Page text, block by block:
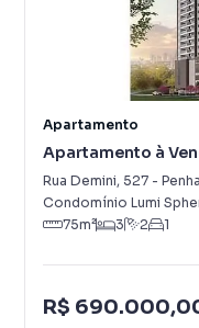
Apartamento
Apartamento à
Rua Demini, 527 -
Condomínio Lumi
75m² 3 2 1
R$